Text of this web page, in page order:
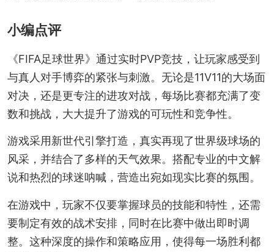
小编点评
《FIFA足球世界》通过实时PVP竞技，让玩家感受到
与真人对手博弈的紧张与刺激。无论是11V11的大场面
对决，还是更专注的进攻对战，每场比赛都充满了变
数和挑战，大大提升了游戏的可玩性和竞争性。
游戏采用新世代引擎打造，真实再现了世界级球场的
风采，并结合了多样的天气效果。搭配专业的中文解
说和热烈的球迷呐喊，营造出宛如现实比赛的氛围。
在游戏中，玩家不仅要掌握球员的技能和特性，还需
要制定有效的战术安排，同时在比赛中做出即时调
整。这种深度的操作和策略应用，使得每一场胜利都